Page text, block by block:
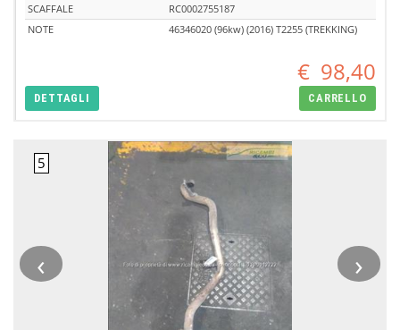
SCAFFALE
RC0002755187
NOTE
46346020 (96kw) (2016) T2255 (TREKKING)
€ 98,40
DETTAGLI CARRELLO
‹ ›